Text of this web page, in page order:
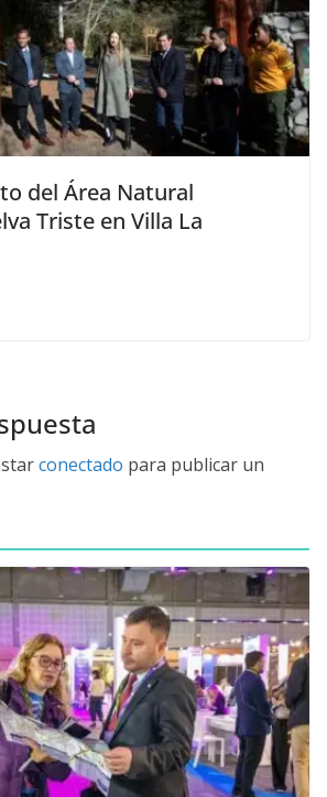
del Área Natural
Triste en Villa La
conectado para publicar un